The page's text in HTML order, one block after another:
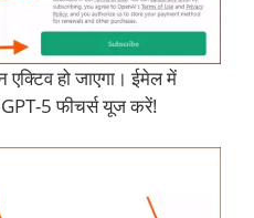
एक्टिव हो जाएगा। ईमेल में
5 फीचर्स यूज करें!